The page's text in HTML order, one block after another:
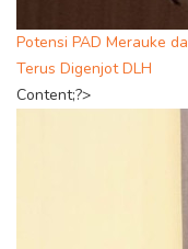
Potensi PAD Merauke
Terus Digenjot DLH
Content;?>